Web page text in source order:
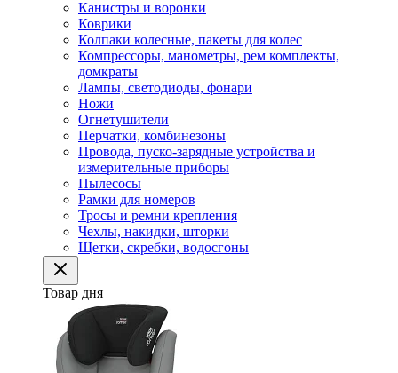
Канистры и воронки
Коврики
Колпаки колесные, пакеты для колес
Компрессоры, манометры, рем комплекты,
домкраты
Лампы, светодиоды, фонари
Ножи
Огнетушители
Перчатки, комбинезоны
Провода, пуско-зарядные устройства и
измерительные приборы
Пылесосы
Рамки для номеров
Тросы и ремни крепления
Чехлы, накидки, шторки
Щетки, скребки, водосгоны
Товар дня